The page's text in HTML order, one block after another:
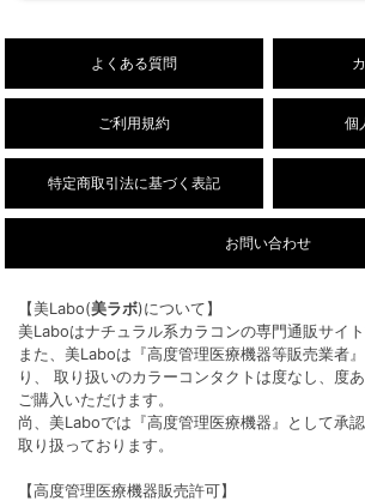
よくある質問
ご利用規約 個
特定商取引法に基づく表記
お問い合わせ
【美Labo(美ラボ)について】
美Laboはナチュラル系カラコンの専門通販サイト
また、美Laboは『高度管理医療機器等販売業者
り、 取り扱いのカラーコンタクトは度なし、度
ご購入いただけます。
尚、美Laboでは『高度管理医療機器』として承
取り扱っております。
【高度管理医療機器販売許可】